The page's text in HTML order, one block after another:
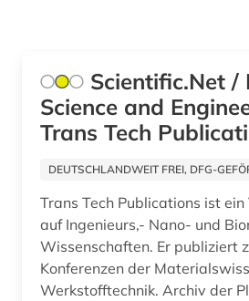
tribologie (1)
verbundwerkstoff (1)
verkehrstechnik (2)
werkstoff (1)
werkstoffeigenschaften (1)
werkstoffkunde (22)
Scientific.Net /
Science and
Trans Tech
DEUTSCHLANDWEIT FREI, DFG-
Trans Tech Publications ist
auf Ingenieurs,- Nano- und
Wissenschaften. Er publiziert
Konferenzen der
Werkstofftechnik. Archiv der